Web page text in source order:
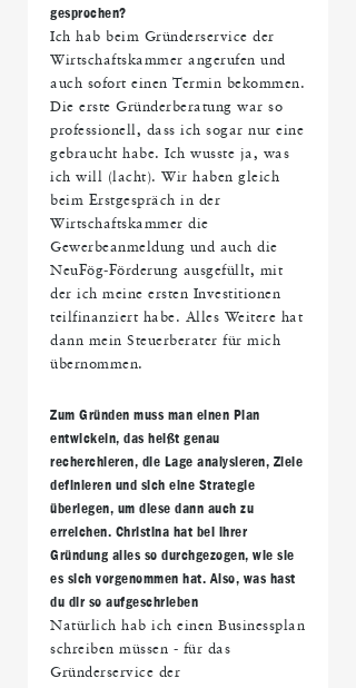
gesprochen?
Ich hab beim Gründerservice der
Wirtschaftskammer angerufen und
auch sofort einen Termin bekommen.
Die erste Gründerberatung war so
professionell, dass ich sogar nur eine
gebraucht habe. Ich wusste ja, was
ich will (lacht). Wir haben gleich
beim Erstgespräch in der
Wirtschaftskammer die
Gewerbeanmeldung und auch die
NeuFög-Förderung ausgefüllt, mit
der ich meine ersten Investitionen
teilfinanziert habe. Alles Weitere hat
dann mein Steuerberater für mich
übernommen.
Zum Gründen muss man einen Plan
entwickeln, das heißt genau
recherchieren, die Lage analysieren, Ziele
definieren und sich eine Strategie
überlegen, um diese dann auch zu
erreichen. Christina hat bei ihrer
Gründung alles so durchgezogen, wie sie
es sich vorgenommen hat.Also, was hast
du dir so aufgeschrieben
Natürlich hab ich einen Businessplan
schreiben müssen - für das
Gründerservice der